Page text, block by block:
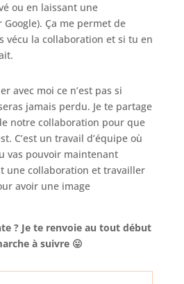
ou en laissant une
Ça me permet de
vécu la collaboration et si tu en
avec moi ce n’est pas si
jamais perdu. Je te partage
notre collaboration pour que
C’est un travail d’équipe où
vas pouvoir maintenant
une collaboration et travailler
avoir une image
? Je te renvoie au tout début
à suivre 😛